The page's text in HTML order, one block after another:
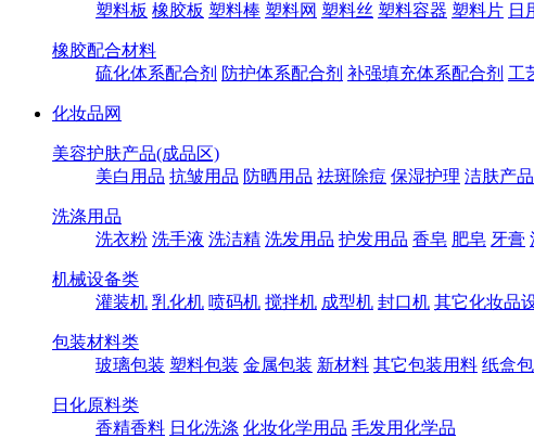
塑料板 橡胶板 塑料棒 塑料网 塑料丝 塑料容器 塑料片 日
橡胶配合材料
硫化体系配合剂 防护体系配合剂 补强填充体系配合剂 工
化妆品网
美容护肤产品(成品区)
美白用品 抗皱用品 防晒用品 祛斑除痘 保湿护理 洁肤产品
洗涤用品
洗衣粉 洗手液 洗洁精 洗发用品 护发用品 香皂 肥皂 牙膏
机械设备类
灌装机 乳化机 喷码机 搅拌机 成型机 封口机 其它化妆品
包装材料类
玻璃包装 塑料包装 金属包装 新材料 其它包装用料 纸盒
日化原料类
香精香料 日化洗涤 化妆化学用品 毛发用化学品